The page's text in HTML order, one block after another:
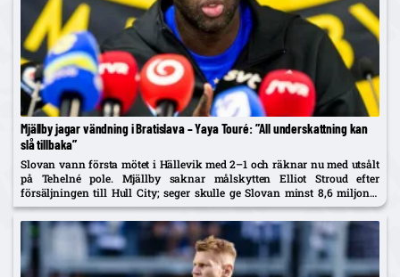
Mjällby jagar vändning i Bratislava – Yaya Touré: ”All underskattning kan
slå tillbaka”
Slovan vann första mötet i Hällevik med 2–1 och räknar nu med utsålt
på Tehelné pole. Mjällby saknar målskytten Elliot Stroud efter
försäljningen till Hull City; seger skulle ge Slovan minst 8,6 miljoner
euro i UEFA-pengar enligt sportnet.sme.sk.